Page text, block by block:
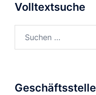
Volltextsuche
Geschäftsstelle